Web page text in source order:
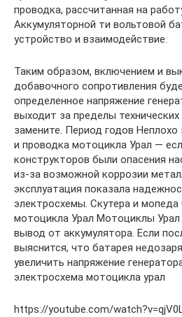
проводка, рассчитанная на
Аккумуляторной ти вольтовой
устройство и взаимодействие.
Таким образом, включением и
добавочного сопротивления
определенное напряжение
выходит за пределы технических
замените. Период годов
и проводка мотоцикла Урал —
конструкторов были опасения
из-за возможной коррозии
эксплуатация показала
электросхемы. Скутера и
мотоцикла Урал Мотоциклы
вывод от аккумулятора. Если
выяснится, что батарея
увеличить напряжение
электросхема мотоцикла урал
https://youtube.com/